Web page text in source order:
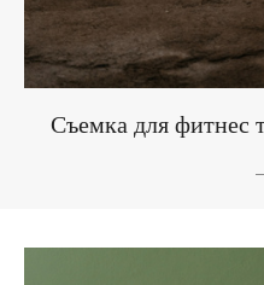
Съемка для фитнес